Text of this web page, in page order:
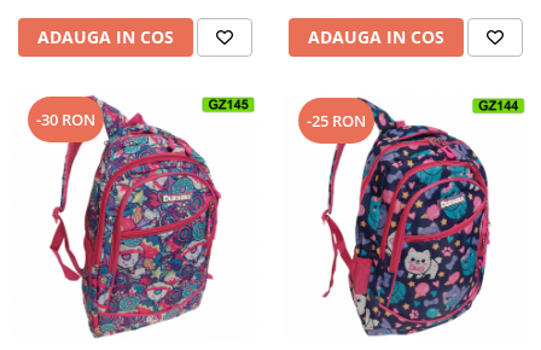
ADAUGA IN COS ADAUGA IN COS
-30 RON -25 RON